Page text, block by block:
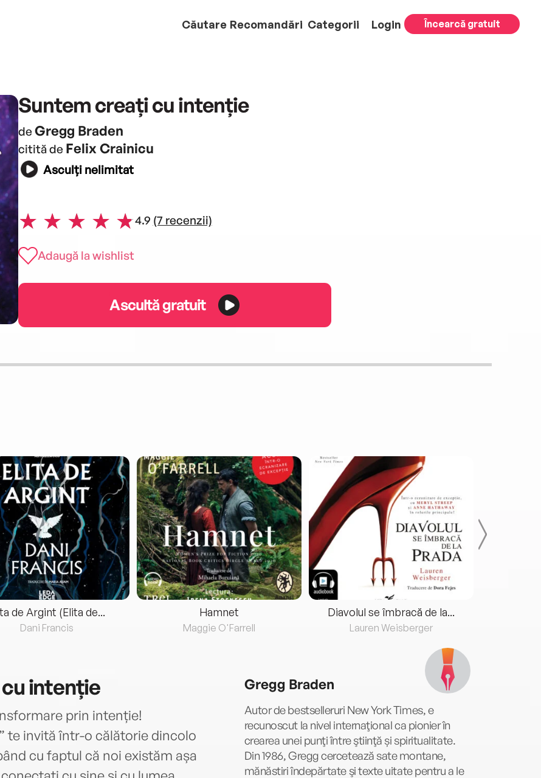
Căutare Recomandări Categorii Login Încearcă gratuit
Suntem creați cu intenție
de Gregg Braden
citită de Felix Crainicu
Asculți nelimitat
4.9 (7 recenzii)
Adaugă la wishlist
Ascultă gratuit
de Argint (Elita de...
Dani Francis
Hamnet
Maggie O'Farrell
Diavolul se îmbracă de la...
Lauren Weisberger
intenție
prin intenție!
te invită într-o călătorie dincolo
cu faptul că noi existăm așa
Gregg Braden
Autor de bestselleruri New York Times, e
recunoscut la nivel internaţional ca pionier în
crearea unei punţi între ştiinţă și spiritualitate.
Din 1986, Gregg cercetează sate montane,
mănăstiri îndepărtate şi texte uitate pentru a le